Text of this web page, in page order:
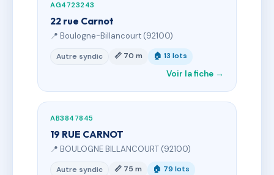
AG4723243
22 rue Carnot
📍 Boulogne-Billancourt (92100)
Autre syndic 📏 70 m 🏠 13 lots
Voir la fiche →
AB3847845
19 RUE CARNOT
📍 BOULOGNE BILLANCOURT (92100)
Autre syndic 📏 75 m 🏠 79 lots